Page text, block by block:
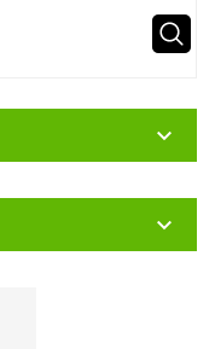

